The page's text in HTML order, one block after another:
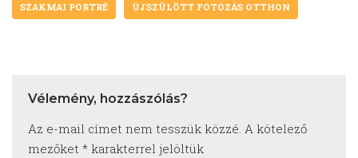
SZAKMAI PORTRÉ ÚJSZÜLÖTT FOTÓZÁS OTTHON
Vélemény, hozzászólás?
Az e-mail címet nem tesszük közzé. A kötelező
mezőket * karakterrel jelöltük